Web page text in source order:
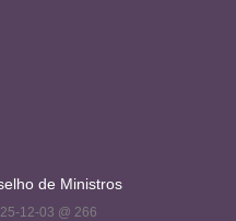
de Ministros
12-03 @ 266